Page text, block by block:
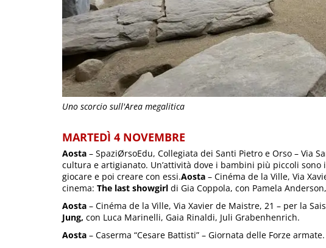
Uno scorcio sull'Area megalitica
MARTEDÌ 4 NOVEMBRE
Aosta – SpaziØrsoEdu, Collegiata dei Santi Pietro e Orso – Via
cultura e artigianato. Un’attività dove i bambini più piccoli
giocare e poi creare con essi.Aosta – Cinéma de la Ville, Via
cinema: The last showgirl di Gia Coppola, con Pamela
Aosta – Cinéma de la Ville, Via Xavier de Maistre, 21 – per la
Jung, con Luca Marinelli, Gaia Rinaldi, Juli Grabenhenrich.
Aosta – Caserma “Cesare Battisti” – Giornata delle Forze